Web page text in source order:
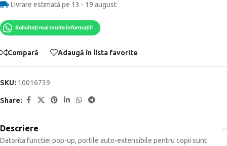
Livrare estimată pe 13 - 19 august
Solicitați mai multe informații!
Compară Adaugă în lista favorite
SKU: 10016739
Share:
Descriere
Datorita functiei pop-up, portile auto-extensibile pentru copii sunt